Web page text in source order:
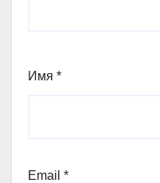
Имя *
Email *